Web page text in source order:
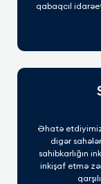
qabaqcıl
Əhatə
digər
sahibkarlığın
inkişaf etmə